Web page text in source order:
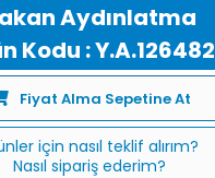
Aydınlatma
Kodu : Y.A.126482
Fiyat Alma Sepetine At
için nasıl teklif alırım?
Nasıl sipariş ederim?